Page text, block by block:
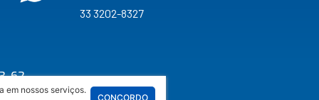
em nossos serviços.
CONCORDO
33 3202-8327
62